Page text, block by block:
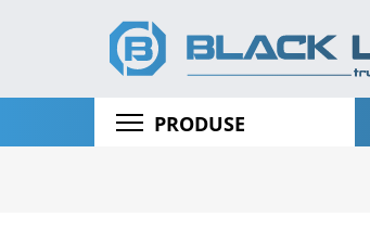
PRODUSE